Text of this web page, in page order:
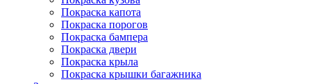
Покраска капота
Покраска порогов
Покраска бампера
Покраска двери
Покраска крыла
Покраска крышки багажника